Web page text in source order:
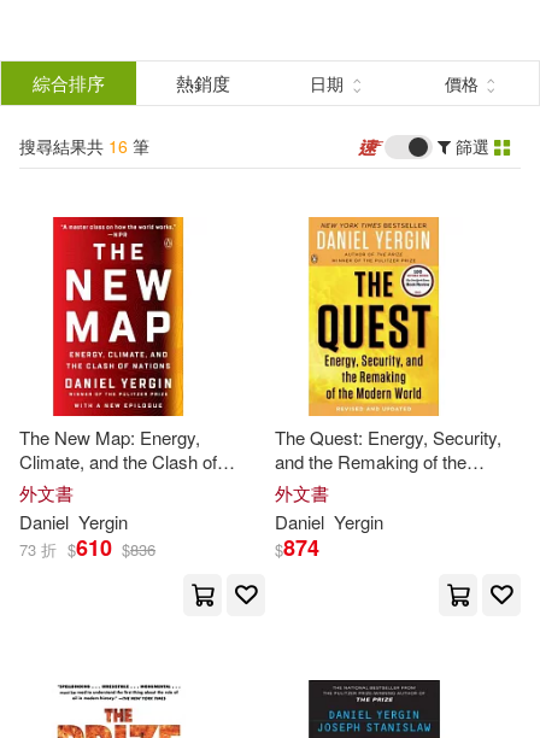
結
分類 (單選)
所有商品(16) 圖書(15)
電子書(1)
作者 (可複選)
Yergin(11) Daniel(7)
Daniel/ Stanislaw(2)
丹尼爾．尤金(2)
Daniel (EDT)(1)
展開
出版社 (可複選)
綜合排序 熱銷度 日期 價格
搜尋結果共 16 筆 篩選
The New Map: Energy,
Climate, and the Clash of
Nations
外文書
Daniel Yergin
73 折 $610 $836
The Quest: Energy, Security,
and the Remaking of the
Modern World
外文書
Daniel Yergin
$874